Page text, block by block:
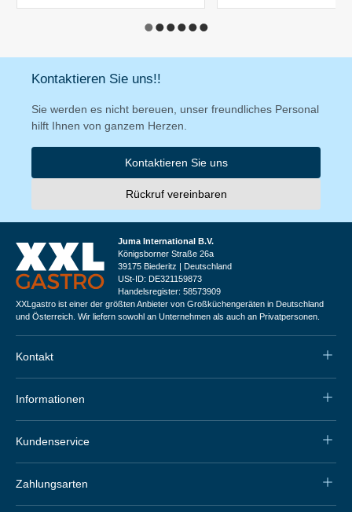
Kontaktieren Sie uns!!
Sie werden es nicht bereuen, unser freundliches Personal
hilft Ihnen von ganzem Herzen.
Kontaktieren Sie uns
Rückruf vereinbaren
Juma International B.V.
Königsborner Straße 26a
39175 Biederitz | Deutschland
USt-ID: DE321159873
Handelsregister: 58573909
XXLgastro ist einer der größten Anbieter von Großküchengeräten in Deutschland
und Österreich. Wir liefern sowohl an Unternehmen als auch an Privatpersonen.
Kontakt
Informationen
Kundenservice
Zahlungsarten